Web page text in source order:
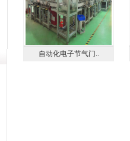
自动化电子节气门..